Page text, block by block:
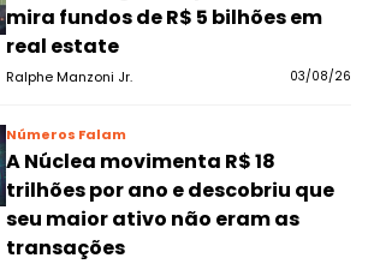
mira fundos de R$ 5 bilhões em
real estate
Ralphe Manzoni Jr. 03/08/26
Números Falam
A Núclea movimenta R$ 18
trilhões por ano e descobriu que
seu maior ativo não eram as
transações